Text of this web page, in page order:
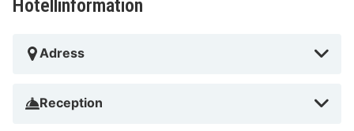
Hotellinformation
Adress
Reception